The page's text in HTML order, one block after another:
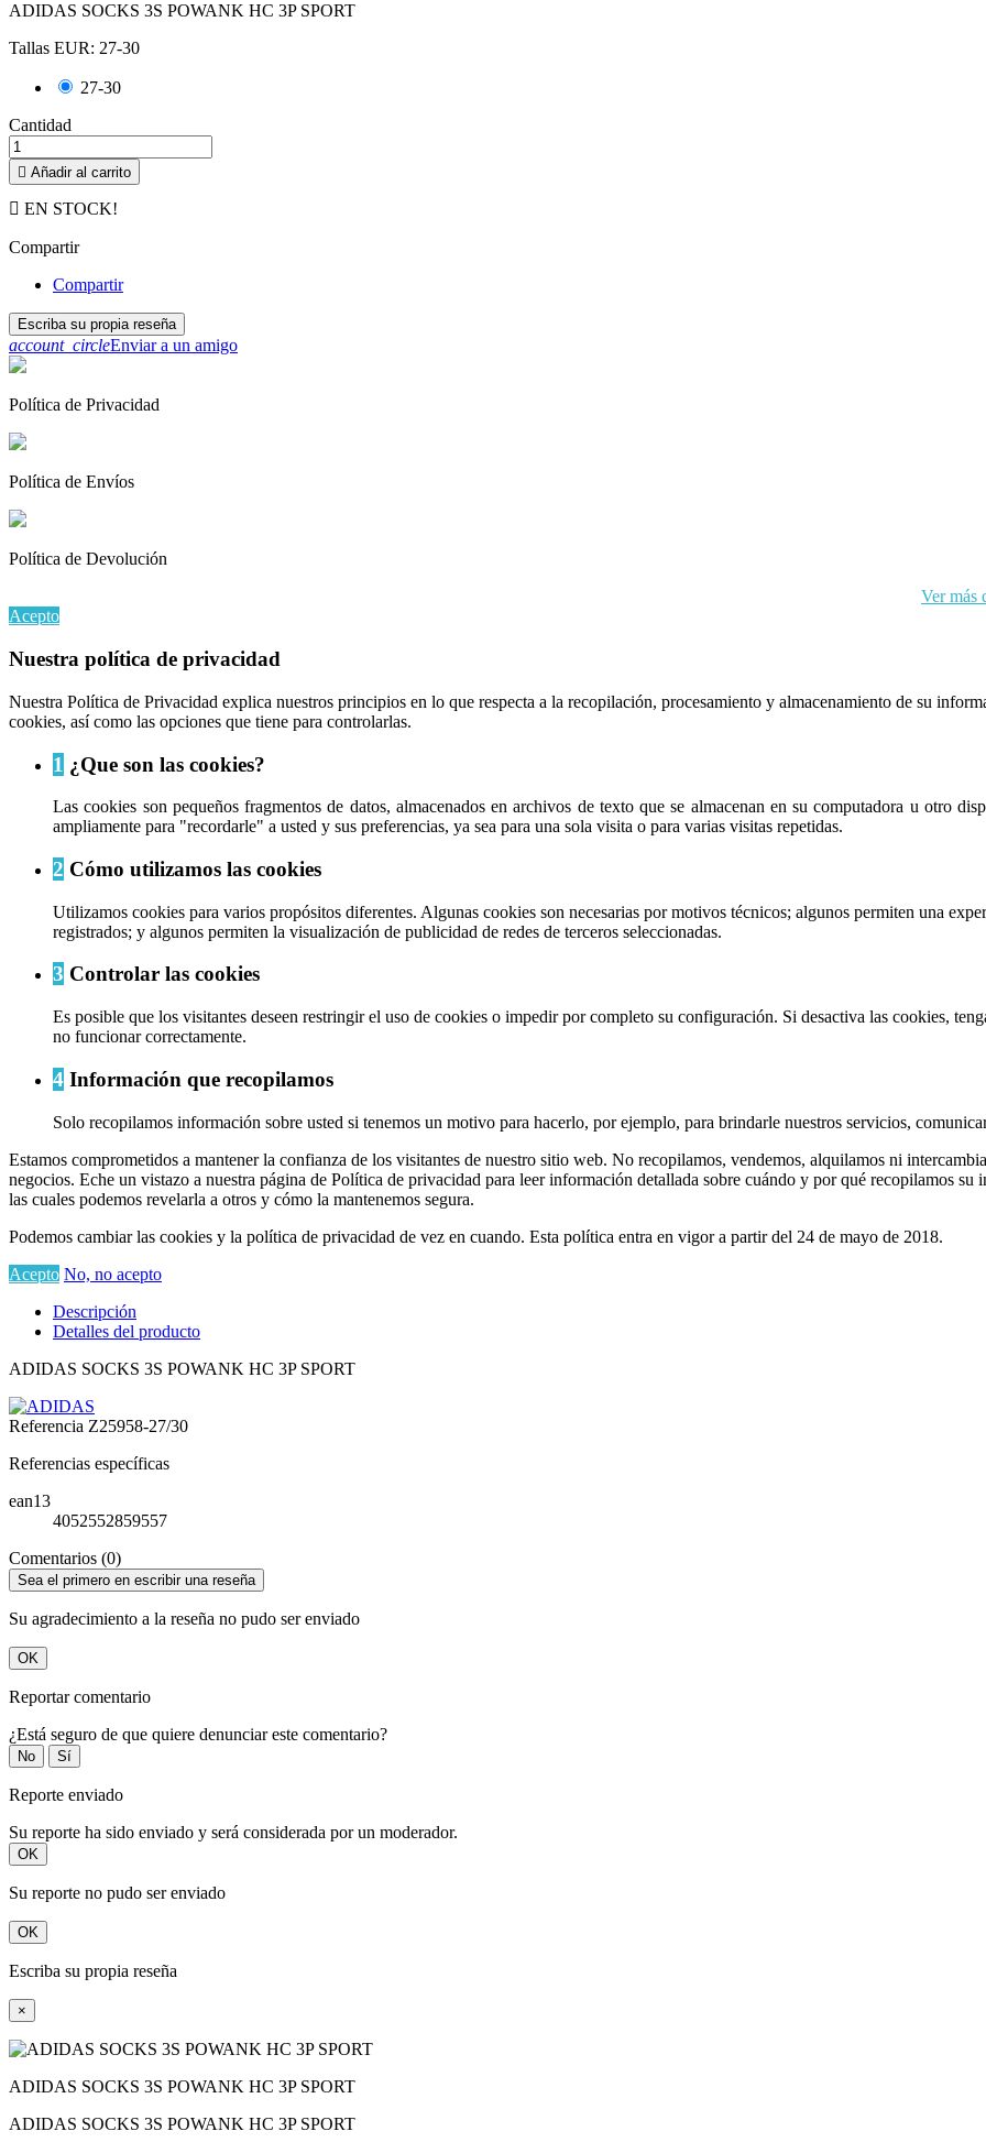
ADIDAS SOCKS 3S POWANK HC 3P SPORT
Tallas EUR: 27-30
27-30
Cantidad
 Añadir al carrito
 EN STOCK!
Compartir
Compartir
Escriba su propia reseña
account_circleEnviar a un amigo
Política de Privacidad
Política de Envíos
Política de Devolución
Ver más
Acepto
Nuestra política de privacidad
Nuestra Política de Privacidad explica nuestros principios en lo que respecta a la recopilación, procesamiento y almacenamiento de su
cookies, así como las opciones que tiene para controlarlas.
1 ¿Que son las cookies?
Las cookies son pequeños fragmentos de datos, almacenados en archivos de texto que se almacenan en su computadora u otro
ampliamente para "recordarle" a usted y sus preferencias, ya sea para una sola visita o para varias visitas repetidas.
2 Cómo utilizamos las cookies
Utilizamos cookies para varios propósitos diferentes. Algunas cookies son necesarias por motivos técnicos; algunos permiten una
registrados; y algunos permiten la visualización de publicidad de redes de terceros seleccionadas.
3 Controlar las cookies
Es posible que los visitantes deseen restringir el uso de cookies o impedir por completo su configuración. Si desactiva las cookies,
no funcionar correctamente.
4 Información que recopilamos
Solo recopilamos información sobre usted si tenemos un motivo para hacerlo, por ejemplo, para brindarle nuestros servicios,
Estamos comprometidos a mantener la confianza de los visitantes de nuestro sitio web. No recopilamos, vendemos, alquilamos ni
negocios. Eche un vistazo a nuestra página de Política de privacidad para leer información detallada sobre cuándo y por qué recopilamos
las cuales podemos revelarla a otros y cómo la mantenemos segura.
Podemos cambiar las cookies y la política de privacidad de vez en cuando. Esta política entra en vigor a partir del 24 de mayo de 2018.
Acepto No, no acepto
Descripción
Detalles del producto
ADIDAS SOCKS 3S POWANK HC 3P SPORT
Referencia Z25958-27/30
Referencias específicas
ean13
4052552859557
Comentarios (0)
Sea el primero en escribir una reseña
Su agradecimiento a la reseña no pudo ser enviado
OK
Reportar comentario
¿Está seguro de que quiere denunciar este comentario?
No Sí
Reporte enviado
Su reporte ha sido enviado y será considerada por un moderador.
OK
Su reporte no pudo ser enviado
OK
Escriba su propia reseña
×
ADIDAS SOCKS 3S POWANK HC 3P SPORT
ADIDAS SOCKS 3S POWANK HC 3P SPORT